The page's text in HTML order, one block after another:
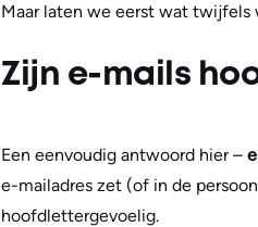
Maar laten we eerst wat twijfels
Zijn e-mails
Een eenvoudig antwoord hier –
e-mailadres zet (of in de
hoofdlettergevoelig.